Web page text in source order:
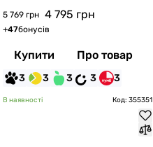
5 769 грн 4 795 грн
+47бонусів
Купити Про товар
3 3 3 3 3
В наявності Код: 355351